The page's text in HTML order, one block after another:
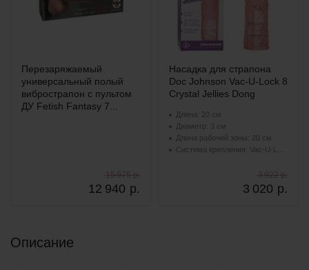
Перезаряжаемый
универсальный полый
вибрострапон с пультом
ДУ Fetish Fantasy 7...
12 940 р.
15 975 р.
Насадка для страпона
Doc Johnson Vac-U-Lock 8
Crystal Jellies Dong
Длина: 20 см
Диаметр: 3 см
Длина рабочей зоны: 20 см
Система крепления: Vac-U-Lock
3 020 р.
3 922 р.
Описание